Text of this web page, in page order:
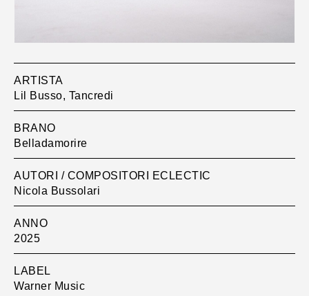
ARTISTA
Lil Busso, Tancredi
BRANO
Belladamorire
AUTORI / COMPOSITORI ECLECTIC
Nicola Bussolari
ANNO
2025
LABEL
Warner Music